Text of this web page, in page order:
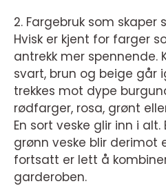
2. Fargebruk som skaper
Hvisk er kjent for farger
antrekk mer spennende.
svart, brun og beige går
trekkes mot dype
rødfarger, rosa, grønt
En sort veske glir inn i
grønn veske blir derimot
fortsatt er lett å
garderoben.